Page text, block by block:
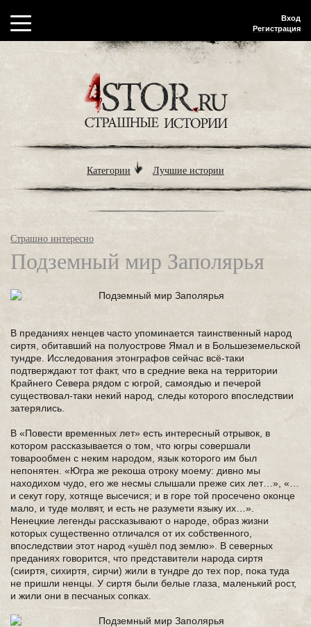
Вход
Регистрация
Категории Лучшие истории
Страшно интересно
Подземный мир Заполярья
В преданиях ненцев часто упоминается таинственный народ
сиртя, обитавший на полуострове Ямал и в Большеземельской
тундре. Исследования этонграфов сейчас всё-таки
подтверждают тот факт, что в средние века на территории
Крайнего Севера рядом с югрой, самоядью и печерой
существовал-таки некий народ, следы которого впоследствии
затерялись.
В «Повести временных лет» есть интересный отрывок, в
котором рассказывается о том, что югры совершали
товарообмен с неким народом, язык которого им был
непонятен. «Югра же рекоша отроку моему: дивно мы
находихом чудо, его же несмы слышали преже сих лет…», «…
и секут гору, хотяще высечися; и в горе той просечено оконце
мало, и туде молвят, и есть не разумети языку их…».
Ненецкие легенды рассказывают о народе, образ жизни
которых существенно отличался от их собственного,
впоследствии этот народ «ушёл под землю». В северных
преданиях говорится, что представители народа сиртя
(сииртя, сихиртя, сирчи) жили в тундре до тех пор, пока туда
не пришли ненцы. У сиртя были белые глаза, маленький рост,
и жили они в песчаных сопках.